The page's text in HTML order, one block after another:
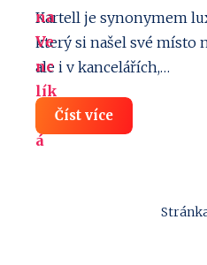
Kartell je synonymem
který si našel své místo
ale i v kancelářích,…
Číst víceKartell:
Luxusní
náročnéStránka